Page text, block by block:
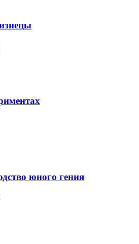
юного гения